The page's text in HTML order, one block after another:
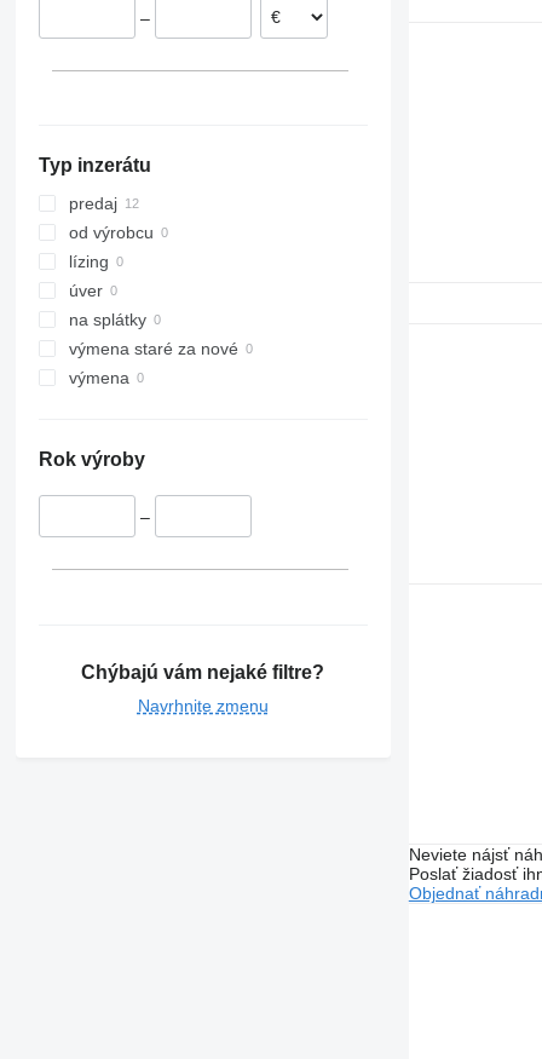
–
Typ inzerátu
predaj
od výrobcu
lízing
úver
na splátky
výmena staré za nové
výmena
Rok výroby
–
Chýbajú vám nejaké filtre?
Navrhnite zmenu
Neviete nájsť
Poslať žiadosť
Objednať